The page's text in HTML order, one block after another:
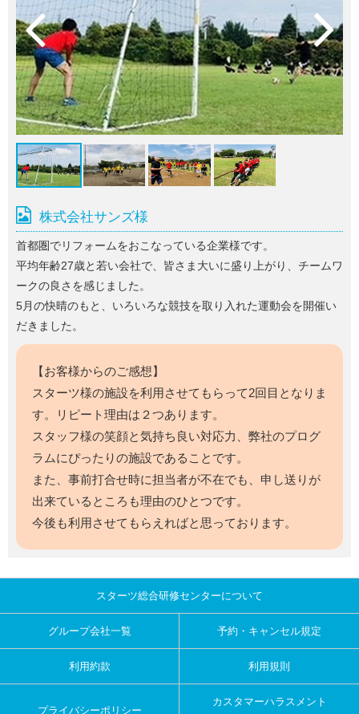
株式会社サンズ様
首都圏でリフォームをおこなっている企業様です。
平均年齢27歳と若い会社で、皆さま大いに盛り上がり、チームワ
ークの良さを感じました。
5月の快晴のもと、いろいろな競技を取り入れた運動会を開催い
だきました。
【お客様からのご感想】
スターツ様の施設を利用させてもらって2回目となりま
す。リピート理由は２つあります。
スタッフ様の笑顔と気持ち良い対応力、弊社のプログ
ラムにぴったりの施設であることです。
また、事前打合せ時に担当者が不在でも、申し送りが
出来ているところも理由のひとつです。
今後も利用させてもらえればと思っております。
スターツ総合研修センターについて
グループ会社一覧 予約・キャンセル規定
利用約款 利用規則
プライバシーポリシー
カスタマーハラスメント